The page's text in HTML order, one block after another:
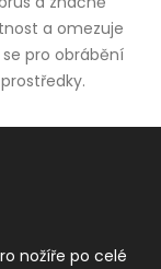
a omezuje
pro obrábění
nožíře po celé